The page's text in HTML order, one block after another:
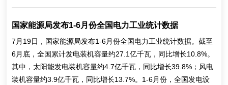
国家能源局发布1-6月份全国电力工业统计数据
7月19日，国家能源局发布1-6月份全国电力工业统计数据。截至
6月底，全国累计发电装机容量约27.1亿千瓦，同比增长10.8%。
其中，太阳能发电装机容量约4.7亿千瓦，同比增长39.8%；风电
装机容量约3.9亿千瓦，同比增长13.7%。1-6月份，全国发电设